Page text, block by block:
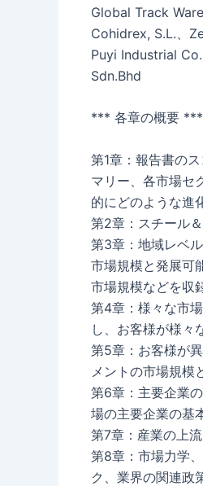
Global Track
Cohidrex, S.L.、
Puyi Industrial
Sdn.Bhd
*** 各章の概要 ***
第1章：報告書の
マリー、各市場セ
的にどのような進
第2章：スチール
第3章：地域レベ
市場規模と発展可
市場規模などを収
第4章：様々な市
し、お客様が様々
第5章：お客様が
メントの市場規模
第6章：主要企業
場の主要企業の基
第7章：産業の上
第8章：市場力学
ク、業界の関連政